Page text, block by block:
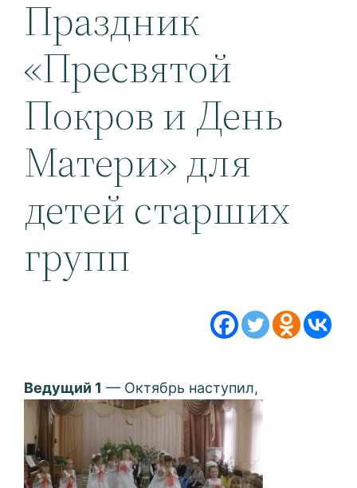
Праздник
«Пресвятой
Покров и День
Матери» для
детей старших
групп
Ведущий 1 — Октябрь наступил,